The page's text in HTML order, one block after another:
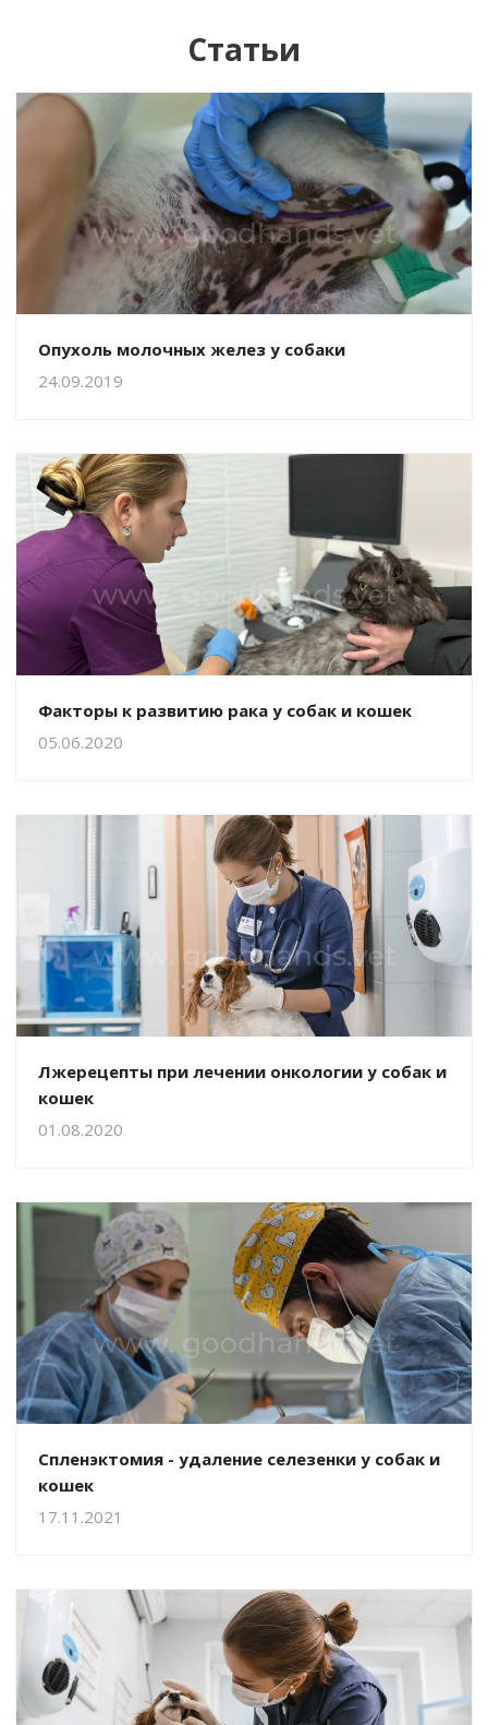
Статьи
Опухоль молочных желез у собаки
24.09.2019
Факторы к развитию рака у собак и кошек
05.06.2020
Лжерецепты при лечении онкологии у собак и
кошек
01.08.2020
Спленэктомия - удаление селезенки у собак и
кошек
17.11.2021